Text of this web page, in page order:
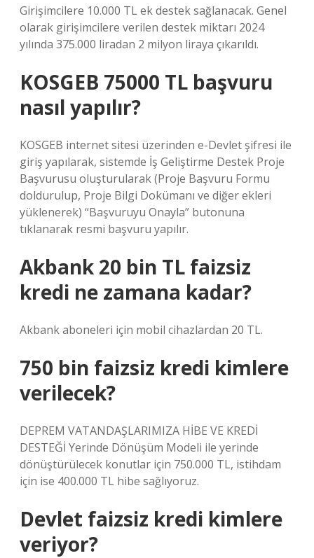
Girişimcilere 10.000 TL ek destek sağlanacak. Genel
olarak girişimcilere verilen destek miktarı 2024
yılında 375.000 liradan 2 milyon liraya çıkarıldı.
KOSGEB 75000 TL başvuru
nasıl yapılır?
KOSGEB internet sitesi üzerinden e-Devlet şifresi ile
giriş yapılarak, sistemde İş Geliştirme Destek Proje
Başvurusu oluşturularak (Proje Başvuru Formu
doldurulup, Proje Bilgi Dokümanı ve diğer ekleri
yüklenerek) “Başvuruyu Onayla” butonuna
tıklanarak resmi başvuru yapılır.
Akbank 20 bin TL faizsiz
kredi ne zamana kadar?
Akbank aboneleri için mobil cihazlardan 20 TL.
750 bin faizsiz kredi kimlere
verilecek?
DEPREM VATANDAŞLARIMIZA HİBE VE KREDİ
DESTEĞİ Yerinde Dönüşüm Modeli ile yerinde
dönüştürülecek konutlar için 750.000 TL, istihdam
için ise 400.000 TL hibe sağlıyoruz.
Devlet faizsiz kredi kimlere
veriyor?